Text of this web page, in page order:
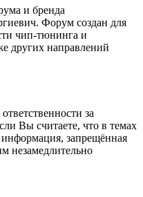
и бренда
Форум создан для
чип-тюнинга и
других направлений
за
Вы считаете, что в темах
запрещённая
незамедлительно